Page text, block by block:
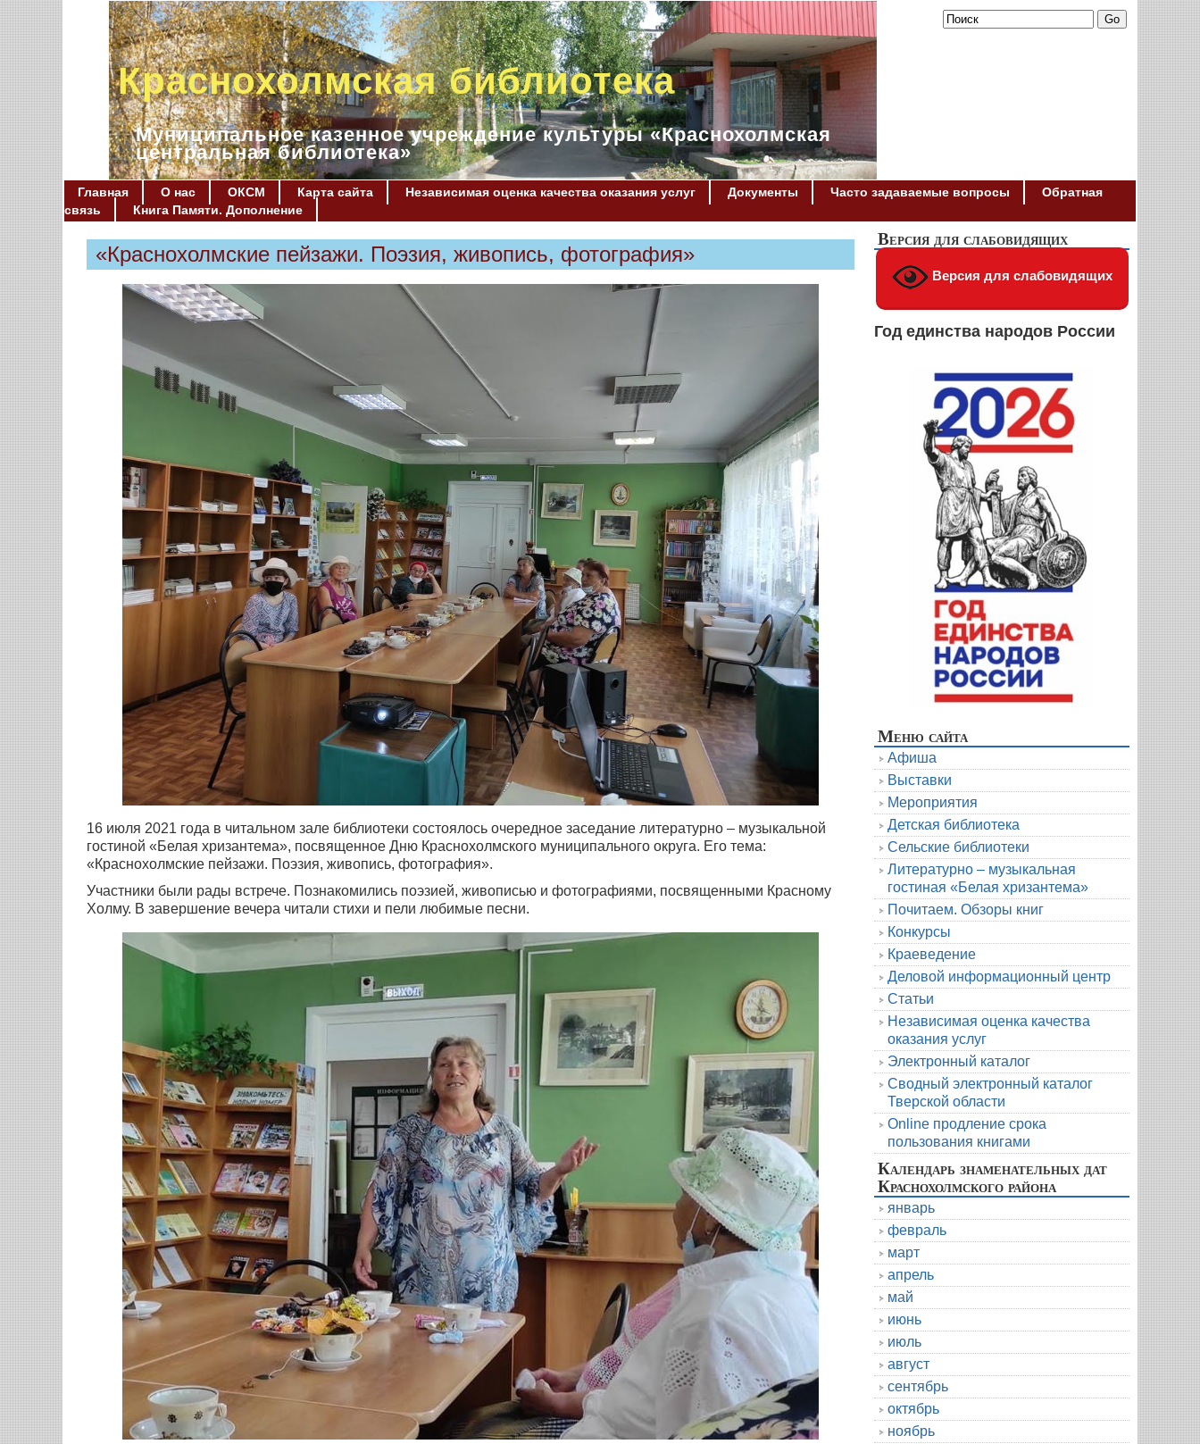
Краснохолмская библиотека
Муниципальное казенное учреждение культуры «Краснохолмская
центральная библиотека»
Главная О нас ОКСМ Карта сайта Независимая оценка качества оказания услуг Документы Часто задаваемые вопросы
Обратная
связь
Книга Памяти. Дополнение
«Краснохолмские пейзажи. Поэзия, живопись, фотография»
16 июля 2021 года в читальном зале библиотеки состоялось очередное заседание литературно – музыкальной
гостиной «Белая хризантема», посвященное Дню Краснохолмского муниципального округа. Его тема:
«Краснохолмские пейзажи. Поэзия, живопись, фотография».
Участники были рады встрече. Познакомились поэзией, живописью и фотографиями, посвященными Красному
Холму. В завершение вечера читали стихи и пели любимые песни.
Версия для слабовидящих
Версия для слабовидящих
Год единства народов России
Меню сайта
Афиша
Выставки
Мероприятия
Детская библиотека
Сельские библиотеки
Литературно – музыкальная
гостиная «Белая хризантема»
Почитаем. Обзоры книг
Конкурсы
Краеведение
Деловой информационный центр
Статьи
Независимая оценка качества
оказания услуг
Электронный каталог
Сводный электронный каталог
Тверской области
Online продление срока
пользования книгами
Календарь знаменательных дат
Краснохолмского района
январь
февраль
март
апрель
май
июнь
июль
август
сентябрь
октябрь
ноябрь